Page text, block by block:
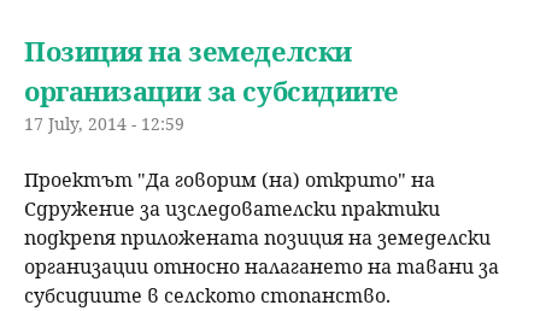
Позиция на земеделски
организации за субсидиите
17 July, 2014 - 12:59
Проектът "Да говорим (на) открито" на
Сдружение за изследователски практики
подкрепя приложената позиция на земеделски
организации относно налагането на тавани за
субсидиите в селското стопанство.